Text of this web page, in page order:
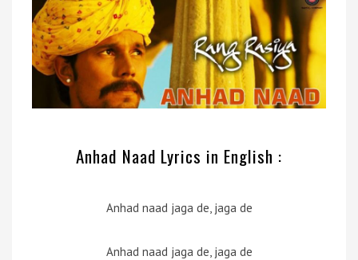
Anhad Naad Lyrics in English :
Anhad naad jaga de, jaga de
Anhad naad jaga de, jaga de